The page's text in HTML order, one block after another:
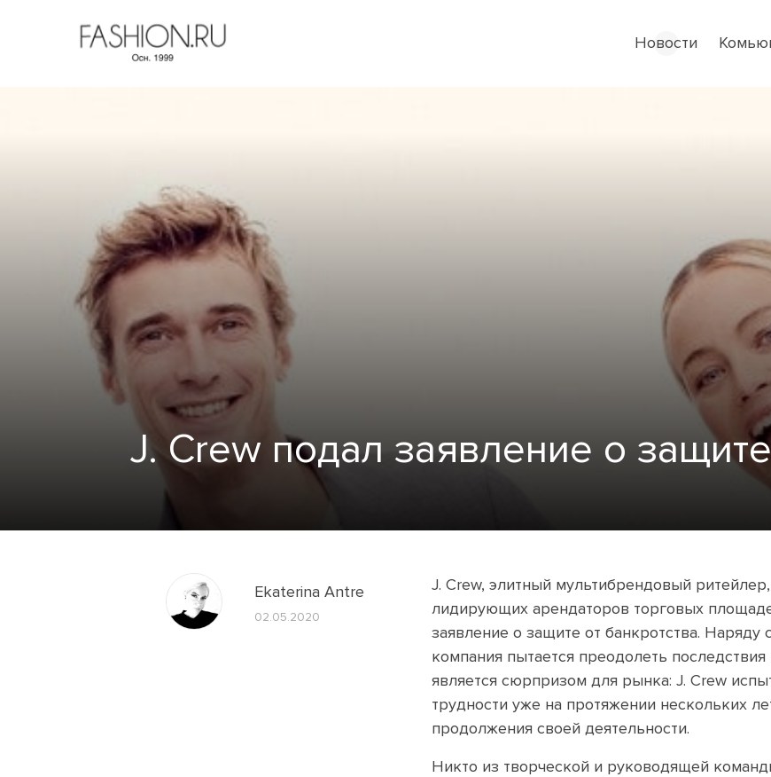
Новости
J. Crew подал заявление о
Ekaterina Antre
02.05.2020
J. Crew, элитный мультибрендовый
лидирующих арендаторов торговых
заявление о защите от банкротства. Наряду
компания пытается преодолеть последствия
является сюрпризом для рынка: J. Crew
трудности уже на протяжении нескольких
продолжения своей деятельности.
Никто из творческой и руководящей